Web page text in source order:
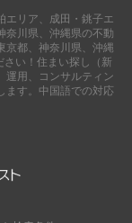
エリア、成田・銚子エ
奈川県、沖縄県の不動
京都、神奈川県、沖縄
い！住まい探し（新
運用、コンサルティン
ます。中国語での対応